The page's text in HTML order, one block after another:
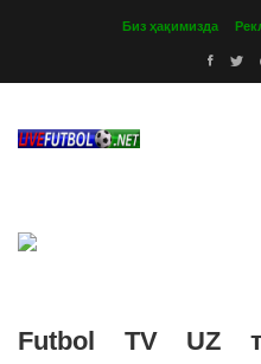
Биз ҳақимизда
Futbol TV UZ